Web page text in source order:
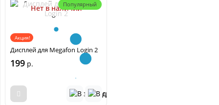
Популярный
Нет в наличии
Акция!
Дисплей для Megafon Login 2
199 р.